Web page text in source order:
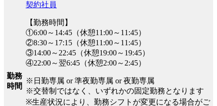
勤務
時間
契約社員
【勤務時間】
①6:00～14:45（休憩11:00～11:45）
②8:30～17:15（休憩11:00～11:45）
③14:00～22:45（休憩19:00～19:45）
④22:00～翌6:45（休憩2:00～2:45）
※日勤専属 or 準夜勤専属 or 夜勤専属
※交替制ではなく、いずれかの固定勤務となります
※生産状況により、勤務シフトが変更になる場合がご